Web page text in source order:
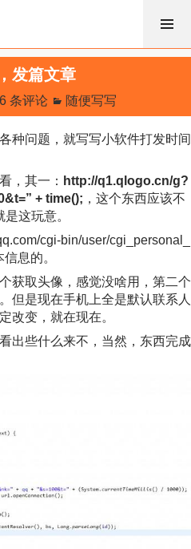
发篇文章
6 条评论 随便写写
问题，就写写小软件打发时间
其一： http://q1.qlogo.cn/g?
+ time(); ，这个东西应该不
这玩意。
cgi-bin/user/cgi_personal_
息的。
取头像，感觉没啥用，第二个
但是现在手机上全是默认联系人
改变，就在现在。
些什么来不，当然，东西完成